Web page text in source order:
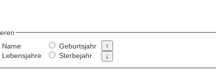
Name
Lebensjahre
Geburtsjahr
Sterbejahr